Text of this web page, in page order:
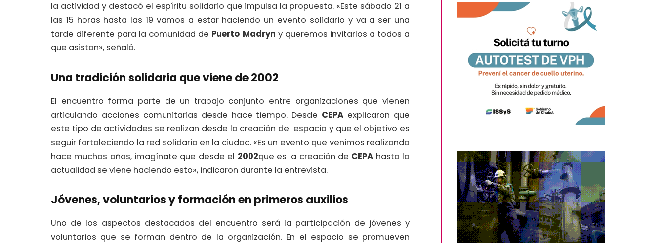
la actividad y destacó el espíritu solidario que impulsa la propuesta. «Este sábado 21 a
las 15 horas hasta las 19 vamos a estar haciendo un evento solidario y va a ser una
tarde diferente para la comunidad de Puerto Madryn y queremos invitarlos a todos a
que asistan», señaló.
Una tradición solidaria que viene de 2002
El encuentro forma parte de un trabajo conjunto entre organizaciones que vienen
articulando acciones comunitarias desde hace tiempo. Desde CEPA explicaron que
este tipo de actividades se realizan desde la creación del espacio y que el objetivo es
seguir fortaleciendo la red solidaria en la ciudad. «Es un evento que venimos realizando
hace muchos años, imagínate que desde el 2002que es la creación de CEPA hasta la
actualidad se viene haciendo esto», indicaron durante la entrevista.
Jóvenes, voluntarios y formación en primeros auxilios
Uno de los aspectos destacados del encuentro será la participación de jóvenes y
voluntarios que se forman dentro de la organización. En el espacio se promueven